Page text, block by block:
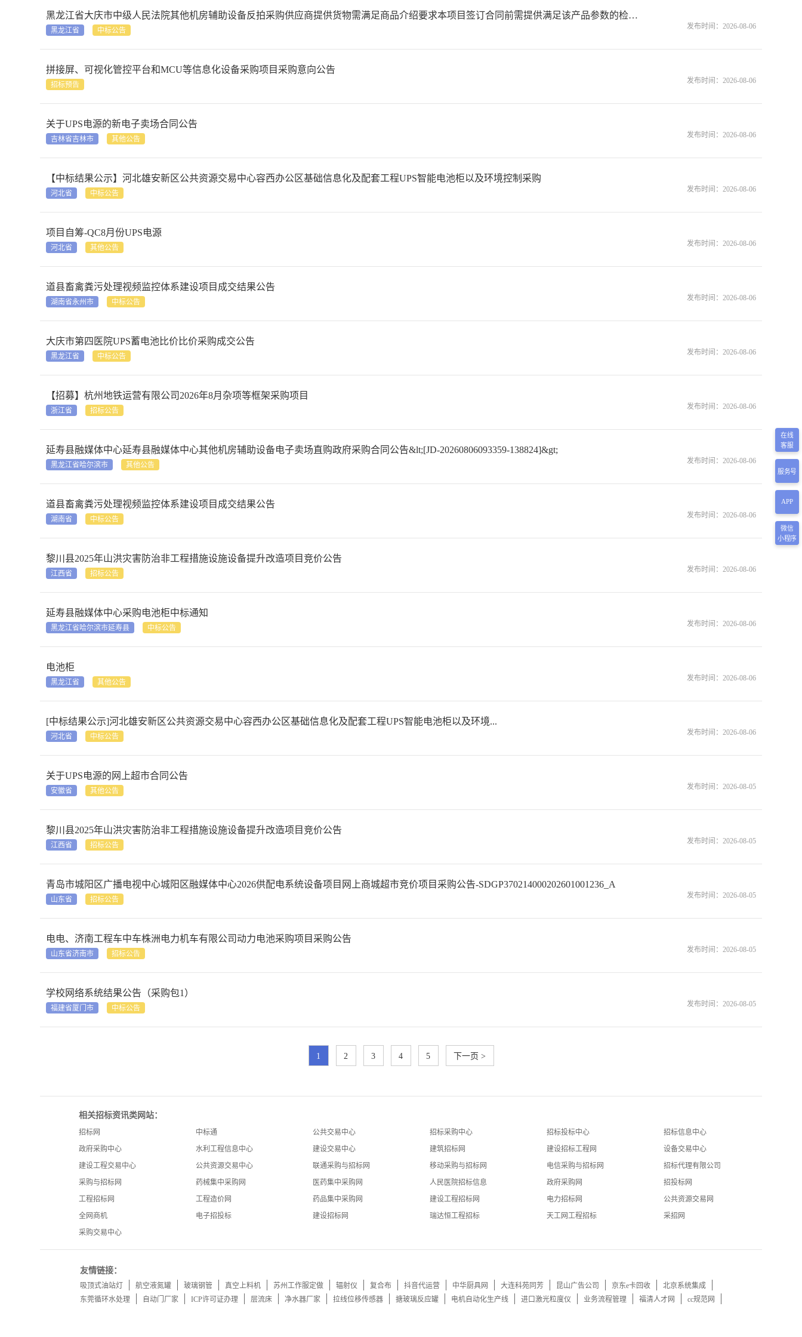
黑龙江省大庆市中级人民法院其他机房辅助设备反拍采购供应商提供货物需满足商品介绍要求本项目签订合同前需提供满足该产品参数的检测报告及生产厂家的授权书并加盖生产厂家公章及售后服务承诺书成交公告
黑龙江省 中标公告 发布时间： 2026-08-06
拼接屏、可视化管控平台和MCU等信息化设备采购项目采购意向公告
招标预告 发布时间： 2026-08-06
关于UPS电源的新电子卖场合同公告
吉林省吉林市 其他公告 发布时间： 2026-08-06
【中标结果公示】河北雄安新区公共资源交易中心容西办公区基础信息化及配套工程UPS智能电池柜以及环境控制采购
河北省 中标公告 发布时间： 2026-08-06
项目自筹-QC8月份UPS电源
河北省 其他公告 发布时间： 2026-08-06
道县畜禽粪污处理视频监控体系建设项目成交结果公告
湖南省永州市 中标公告 发布时间： 2026-08-06
大庆市第四医院UPS蓄电池比价比价采购成交公告
黑龙江省 中标公告 发布时间： 2026-08-06
【招募】杭州地铁运营有限公司2026年8月杂项等框架采购项目
浙江省 招标公告 发布时间： 2026-08-06
延寿县融媒体中心延寿县融媒体中心其他机房辅助设备电子卖场直购政府采购合同公告&lt;[JD-20260806093359-138824]&gt;
黑龙江省哈尔滨市 其他公告 发布时间： 2026-08-06
道县畜禽粪污处理视频监控体系建设项目成交结果公告
湖南省 中标公告 发布时间： 2026-08-06
黎川县2025年山洪灾害防治非工程措施设施设备提升改造项目竞价公告
江西省 招标公告 发布时间： 2026-08-06
延寿县融媒体中心采购电池柜中标通知
黑龙江省哈尔滨市延寿县 中标公告 发布时间： 2026-08-06
电池柜
黑龙江省 其他公告 发布时间： 2026-08-06
[中标结果公示]河北雄安新区公共资源交易中心容西办公区基础信息化及配套工程UPS智能电池柜以及环境...
河北省 中标公告 发布时间： 2026-08-06
关于UPS电源的网上超市合同公告
安徽省 其他公告 发布时间： 2026-08-05
黎川县2025年山洪灾害防治非工程措施设施设备提升改造项目竞价公告
江西省 招标公告 发布时间： 2026-08-05
青岛市城阳区广播电视中心城阳区融媒体中心2026供配电系统设备项目网上商城超市竞价项目采购公告-SDGP370214000202601001236_A
山东省 招标公告 发布时间： 2026-08-05
电电、济南工程车中车株洲电力机车有限公司动力电池采购项目采购公告
山东省济南市 招标公告 发布时间： 2026-08-05
学校网络系统结果公告（采购包1）
福建省厦门市 中标公告 发布时间： 2026-08-05
1 2 3 4 5 下一页 >
相关招标资讯类网站：
招标网 中标通 公共交易中心 招标采购中心 招标投标中心
招标信息中心
政府采购中心
水利工程信息中心 建设交易中心 建筑招标网 建设招标工程网
设备交易中心
建设工程交易中心
公共资源交易中心 联通采购与招标网 移动采购与招标网 电信采购与招标网
招标代理有限公司
采购与招标网
药械集中采购网 医药集中采购网 人民医院招标信息 政府采购网
招投标网
工程招标网
工程造价网 药品集中采购网 建设工程招标网 电力招标网
公共资源交易网
全网商机
电子招投标 建设招标网 瑞达恒工程招标 天工网工程招标
采招网
采购交易中心
友情链接：
吸顶式油站灯 航空液氮罐 玻璃钢管 真空上料机 苏州工作服定做 辐射仪 复合布 抖音代运营 中华厨具网 大连科苑同芳 昆山广告公司 京东e卡回收
北京系统集成
东莞循环水处理
自动门厂家 ICP许可证办理 层流床 净水器厂家 拉线位移传感器 搪玻璃反应罐 电机自动化生产线 进口激光粒度仪 业务流程管理 福清人才网 cc规范网
在线
客服
服务号
APP
微信
小程序